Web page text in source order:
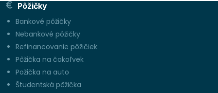
Pôžičky
Bankové pôžičky
Nebankové pôžičky
Refinancovanie pôžičiek
Pôžička na čokoľvek
Požička na auto
Študentská pôžička